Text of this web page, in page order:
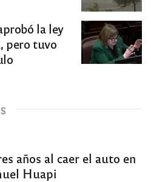
la ley
pero tuvo
años al caer el auto en
Huapi